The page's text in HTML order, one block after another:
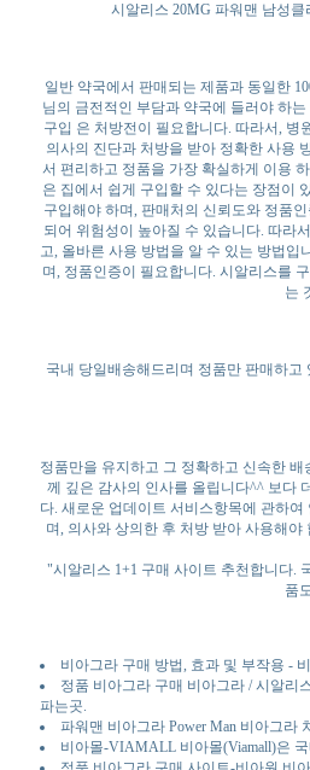
시알리스 20MG 파워맨 남성
일반 약국에서 판매되는 제품과 동일한
님의 금전적인 부담과 약국에 들러야 하
구입 은 처방전이 필요합니다. 따라서, 병
의사의 진단과 처방을 받아 정확한 사용
서 편리하고 정품을 가장 확실하게 이용
은 집에서 쉽게 구입할 수 있다는 장점이
구입해야 하며, 판매처의 신뢰도와 정품
되어 위험성이 높아질 수 있습니다. 따라
고, 올바른 사용 방법을 알 수 있는 방법
며, 정품인증이 필요합니다. 시알리스를
는
국내 당일배송해드리며 정품만 판매하
정품만을 유지하고 그 정확하고 신속한
께 깊은 감사의 인사를 올립니다^^ 보다
다. 새로운 업데이트 서비스항목에 관하
며, 의사와 상의한 후 처방 받아 사용해
"시알리스 1+1 구매 사이트 추천합니다.
품
비아그라 구매 방법, 효과 및 부작용 -
정품 비아그라 구매 비아그라 / 시알리
파는곳.
파워맨 비아그라 Power Man 비아그라
비아몰-VIAMALL 비아몰(Viamall)은